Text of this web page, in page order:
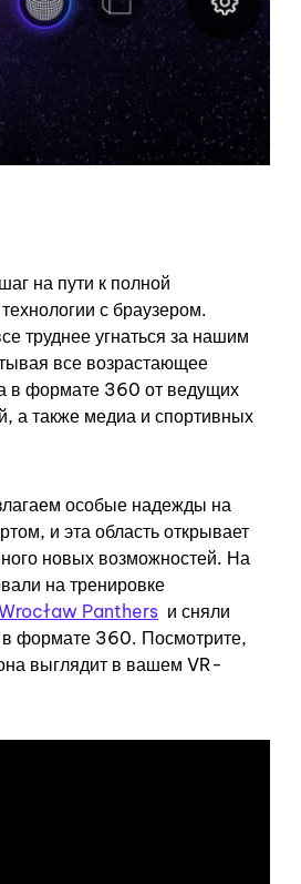
на пути к полной
с браузером.
труднее угнаться за нашим
все возрастающее
в формате 360 от ведущих
а также медиа и спортивных
особые надежды на
и эта область открывает
новых возможностей. На
на тренировке
Panthers и сняли
в формате 360. Посмотрите,
выглядит в вашем VR-